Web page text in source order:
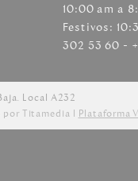
10:00 am a
Festivos:
302 53 60 -
Local A232
por Titamedia l Plataforma